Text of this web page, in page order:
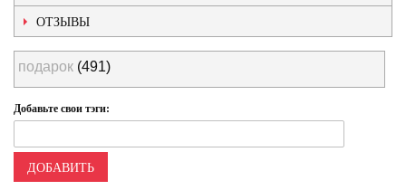
ОТЗЫВЫ
подарок (491)
Добавьте свои тэги:
ДОБАВИТЬ